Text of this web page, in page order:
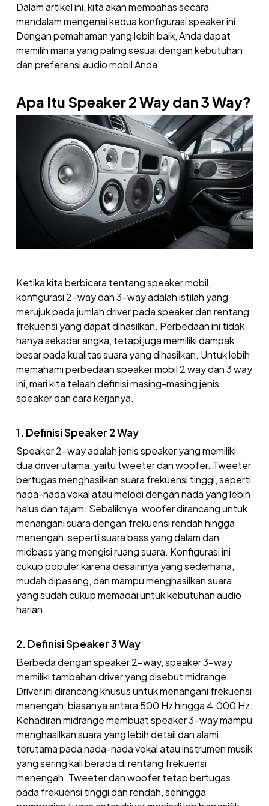
Dalam artikel ini, kita akan membahas secara
mendalam mengenai kedua konfigurasi speaker ini.
Dengan pemahaman yang lebih baik, Anda dapat
memilih mana yang paling sesuai dengan kebutuhan
dan preferensi audio mobil Anda.
Apa Itu Speaker 2 Way dan 3 Way?
Ketika kita berbicara tentang speaker mobil,
konfigurasi 2-way dan 3-way adalah istilah yang
merujuk pada jumlah driver pada speaker dan rentang
frekuensi yang dapat dihasilkan. Perbedaan ini tidak
hanya sekadar angka, tetapi juga memiliki dampak
besar pada kualitas suara yang dihasilkan. Untuk lebih
memahami perbedaan speaker mobil 2 way dan 3 way
ini, mari kita telaah definisi masing-masing jenis
speaker dan cara kerjanya.
1. Definisi Speaker 2 Way
Speaker 2-way adalah jenis speaker yang memiliki
dua driver utama, yaitu tweeter dan woofer. Tweeter
bertugas menghasilkan suara frekuensi tinggi, seperti
nada-nada vokal atau melodi dengan nada yang lebih
halus dan tajam. Sebaliknya, woofer dirancang untuk
menangani suara dengan frekuensi rendah hingga
menengah, seperti suara bass yang dalam dan
midbass yang mengisi ruang suara. Konfigurasi ini
cukup populer karena desainnya yang sederhana,
mudah dipasang, dan mampu menghasilkan suara
yang sudah cukup memadai untuk kebutuhan audio
harian.
2. Definisi Speaker 3 Way
Berbeda dengan speaker 2-way, speaker 3-way
memiliki tambahan driver yang disebut midrange.
Driver ini dirancang khusus untuk menangani frekuensi
menengah, biasanya antara 500 Hz hingga 4.000 Hz.
Kehadiran midrange membuat speaker 3-way mampu
menghasilkan suara yang lebih detail dan alami,
terutama pada nada-nada vokal atau instrumen musik
yang sering kali berada di rentang frekuensi
menengah. Tweeter dan woofer tetap bertugas
pada frekuensi tinggi dan rendah, sehingga